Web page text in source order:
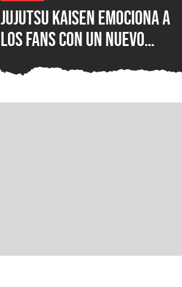
Jujutsu Kaisen emociona a
los fans con un nuevo
antes de su gran anuncio